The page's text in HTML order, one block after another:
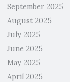
September 2025
August 2025
July 2025
June 2025
May 2025
April 2025